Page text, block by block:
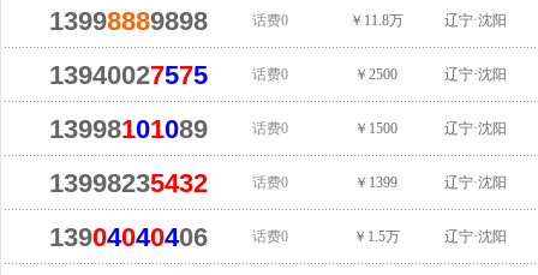
13998889898 话费0 ￥11.8万 辽宁·沈阳
13940027575 话费0 ￥2500 辽宁·沈阳
13998101089 话费0 ￥1500 辽宁·沈阳
13998235432 话费0 ￥1399 辽宁·沈阳
13904040406 话费0 ￥1.5万 辽宁·沈阳